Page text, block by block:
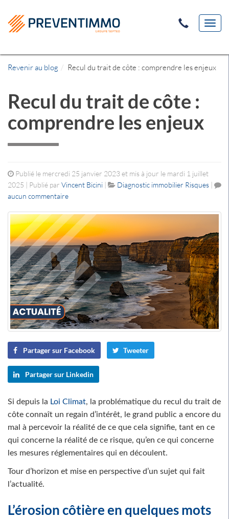
Revenir au blog Recul du trait de côte : comprendre les enjeux
Recul du trait de côte :
comprendre les enjeux
Publié le mercredi 25 janvier 2023 et mis à jour le mardi 1 juillet
2025 | Publié par Vincent Bicini | Diagnostic immobilier Risques |
aucun commentaire
Partager sur Facebook Tweeter
Partager sur Linkedin
Si depuis la Loi Climat, la problématique du recul du trait de
côte connaît un regain d’intérêt, le grand public a encore du
mal à percevoir la réalité de ce que cela signifie, tant en ce
qui concerne la réalité de ce risque, qu’en ce qui concerne
les mesures réglementaires qui en découlent.
Tour d’horizon et mise en perspective d’un sujet qui fait
l’actualité.
L’érosion côtière en quelques mots